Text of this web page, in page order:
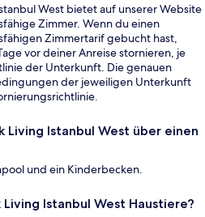
West bietet auf unserer Website
Zimmer. Wenn du einen
Zimmertarif gebucht hast,
vor deiner Anreise stornieren, je
der Unterkunft. Die genauen
der jeweiligen Unterkunft
Living Istanbul West über einen
und ein Kinderbecken.
Istanbul West Haustiere?